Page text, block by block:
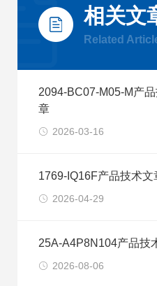
相关文
Related
2094-BC07-M05-M产
章
2026-03-16
1769-IQ16F产品技术文
2026-04-29
25A-A4P8N104产品技
2026-08-06